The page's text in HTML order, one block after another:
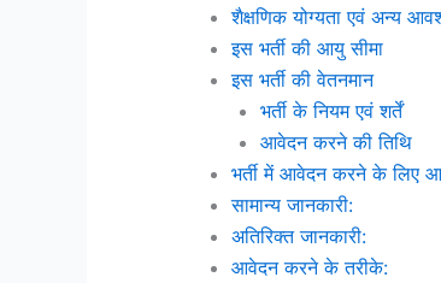
शैक्षणिक योग्यता एवं अन्य
इस भर्ती की आयु सीमा
इस भर्ती की वेतनमान
भर्ती के नियम एवं शर्तें
आवेदन करने की तिथि
भर्ती में आवेदन करने के लिए
सामान्य जानकारी:
अतिरिक्त जानकारी:
आवेदन करने के तरीके: